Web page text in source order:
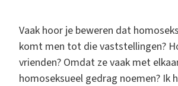
Vaak hoor je beweren dat
komt men tot die vaststellingen?
vrienden? Omdat ze vaak met
homoseksueel gedrag noemen?